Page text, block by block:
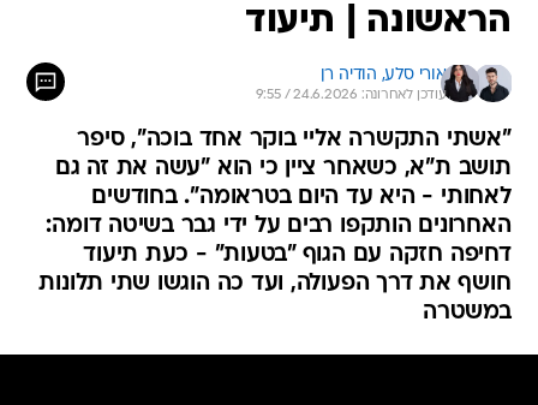
הראשונה | תיעוד
אורי סלע, הודיה רן
עודכן לאחרונה: 24.6.2026 / 9:55
"אשתי התקשרה אליי בוקר אחד בוכה", סיפר
תושב ת"א, כשאחר ציין כי הוא "עשה את זה גם
לאחותי - היא עד היום בטראומה". בחודשים
האחרונים הותקפו רבים על ידי גבר בשיטה דומה:
דחיפה חזקה עם הגוף "בטעות" - כעת תיעוד
חושף את דרך הפעולה, ועד כה הוגשו שתי תלונות
במשטרה